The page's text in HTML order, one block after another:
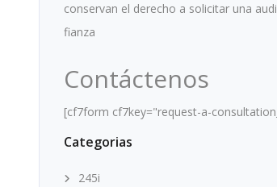
conservan el derecho a solicitar una
fianza
Contáctenos
[cf7form cf7key="request-a-
Categorias
245i